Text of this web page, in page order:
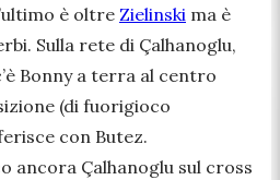
è oltre Zielinski ma è
Sulla rete di Çalhanoglu,
Bonny a terra al centro
(di fuorigioco
con Butez.
ancora Çalhanoglu sul cross